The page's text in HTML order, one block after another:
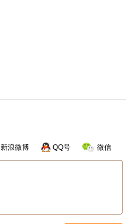
新浪微博 QQ号 微信